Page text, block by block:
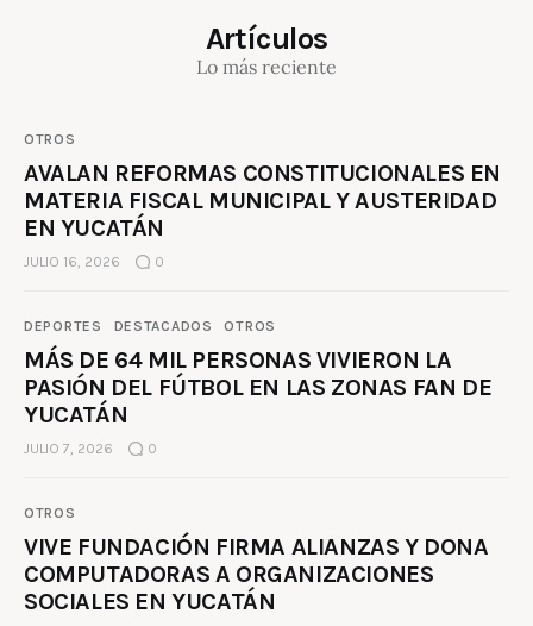
Artículos
Lo más reciente
OTROS
AVALAN REFORMAS CONSTITUCIONALES EN
MATERIA FISCAL MUNICIPAL Y AUSTERIDAD
EN YUCATÁN
JULIO 16, 2026 0
DEPORTES DESTACADOS OTROS
MÁS DE 64 MIL PERSONAS VIVIERON LA
PASIÓN DEL FÚTBOL EN LAS ZONAS FAN DE
YUCATÁN
JULIO 7, 2026 0
OTROS
VIVE FUNDACIÓN FIRMA ALIANZAS Y DONA
COMPUTADORAS A ORGANIZACIONES
SOCIALES EN YUCATÁN